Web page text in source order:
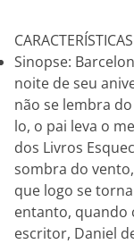
Sinopse:
noite de seu
não se lembra
lo, o pai leva o
dos Livros
sombra do
que logo se
entanto, quando
escritor, Daniel